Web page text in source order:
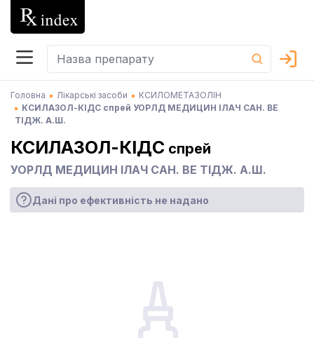
Головна Лікарські засоби
КСИЛОМЕТАЗОЛІН
КСИЛАЗОЛ-КІДС спрей УОРЛД МЕДИЦИН ІЛАЧ САН. ВЕ
ТІДЖ. А.Ш.
КСИЛАЗОЛ-КІДС спрей
УОРЛД МЕДИЦИН ІЛАЧ САН. ВЕ ТІДЖ. А.Ш.
Дані про ефективність не надано